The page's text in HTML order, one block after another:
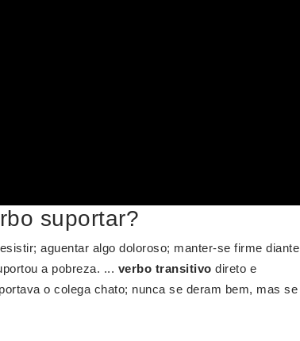
suportar?
aguentar algo doloroso; manter-se firme diante
a pobreza. ... verbo transitivo direto e
o colega chato; nunca se deram bem, mas se